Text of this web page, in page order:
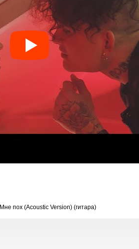
Мне пох (Acoustic Version) (гитара)